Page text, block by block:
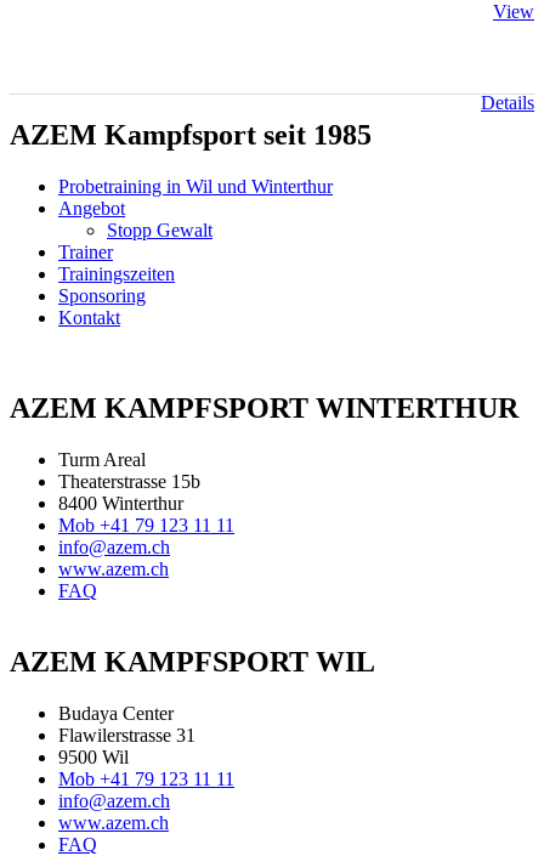
View
Details
AZEM Kampfsport seit 1985
Probetraining in Wil und Winterthur
Angebot
Stopp Gewalt
Trainer
Trainingszeiten
Sponsoring
Kontakt
AZEM KAMPFSPORT WINTERTHUR
Turm Areal
Theaterstrasse 15b
8400 Winterthur
Mob +41 79 123 11 11
info@azem.ch
www.azem.ch
FAQ
AZEM KAMPFSPORT WIL
Budaya Center
Flawilerstrasse 31
9500 Wil
Mob +41 79 123 11 11
info@azem.ch
www.azem.ch
FAQ